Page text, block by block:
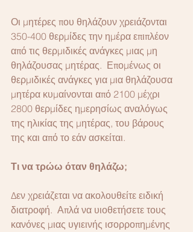
Οι μητέρες που θηλάζουν χρειάζονται
350-400 θερμίδες την ημέρα επιπλέον
από τις θερμιδικές ανάγκες μιας μη
θηλάζουσας μητέρας.  Επομένως οι
θερμιδικές ανάγκες για μια θηλάζουσα
μητέρα κυμαίνονται από 2100 μέχρι
2800 θερμίδες ημερησίως αναλόγως
της ηλικίας της μητέρας, του βάρους
της και από το εάν ασκείται.
Τι να τρώω όταν θηλάζω;
Δεν χρειάζεται να ακολουθείτε ειδική
διατροφή.  Απλά να υιοθετήσετε τους
κανόνες μιας υγιεινής ισορροπημένης